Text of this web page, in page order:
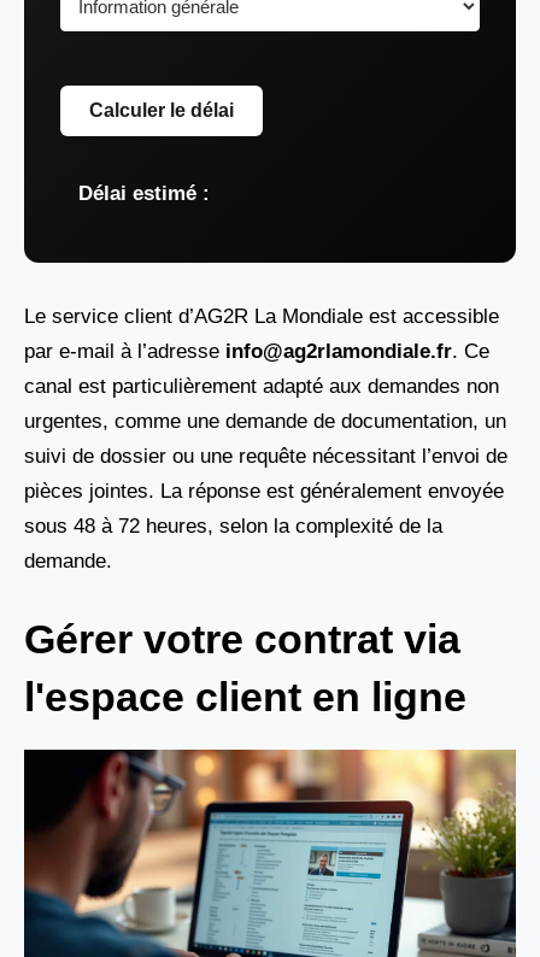
Calculer le délai
Délai estimé :
Le service client d’AG2R La Mondiale est accessible
par e-mail à l’adresse info@ag2rlamondiale.fr. Ce
canal est particulièrement adapté aux demandes non
urgentes, comme une demande de documentation, un
suivi de dossier ou une requête nécessitant l’envoi de
pièces jointes. La réponse est généralement envoyée
sous 48 à 72 heures, selon la complexité de la
demande.
Gérer votre contrat via
l'espace client en ligne